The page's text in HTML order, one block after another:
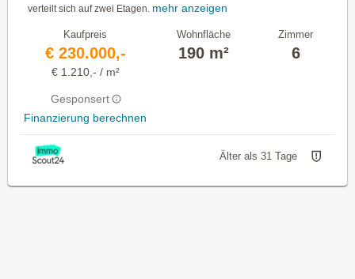
verteilt sich auf zwei Etagen. mehr anzeigen
Kaufpreis
€ 230.000,-
€ 1.210,- / m²
Gesponsert
Finanzierung berechnen
Wohnfläche
190 m²
Zimmer
6
Älter als 31 Tage